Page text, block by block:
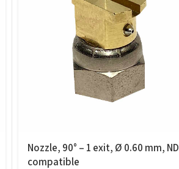
Nozzle, 90° – 1 exit, Ø 0.60 mm, ND
compatible